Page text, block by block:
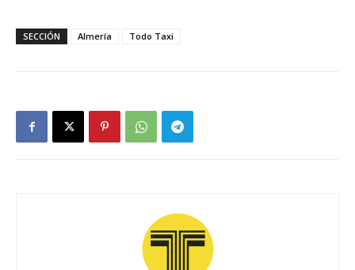
SECCIÓN Almería Todo Taxi